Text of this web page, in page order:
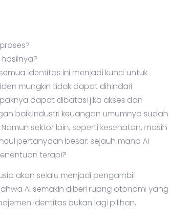
identitas ini menjadi kunci untuk
mungkin tidak dapat dihindari
dapat dibatasi jika akses dan
baik.Industri keuangan umumnya sudah
sektor lain, seperti kesehatan, masih
pertanyaan besar: sejauh mana AI
terapi?
akan selalu menjadi pengambil
AI semakin diberi ruang otonomi yang
identitas bukan lagi pilihan,